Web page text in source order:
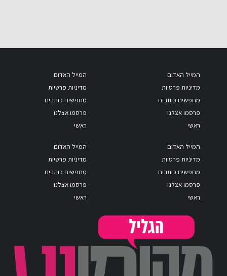
המייל האדום
מדיניות פרטיות
מחפשים כותבים
פרסמו אצלנו
ראשי
המייל האדום
מדיניות פרטיות
מחפשים כותבים
פרסמו אצלנו
ראשי
המייל האדום
מדיניות פרטיות
מחפשים כותבים
פרסמו אצלנו
ראשי
המייל האדום
מדיניות פרטיות
מחפשים כותבים
פרסמו אצלנו
ראשי